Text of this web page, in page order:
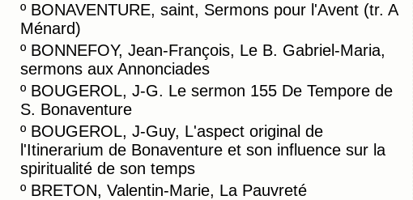
º BONAVENTURE, saint, Sermons pour l'Avent (tr. A
Ménard)
º BONNEFOY, Jean-François, Le B. Gabriel-Maria,
sermons aux Annonciades
º BOUGEROL, J-G. Le sermon 155 De Tempore de
S. Bonaventure
º BOUGEROL, J-Guy, L'aspect original de
l'Itinerarium de Bonaventure et son influence sur la
spiritualité de son temps
º BRETON, Valentin-Marie, La Pauvreté